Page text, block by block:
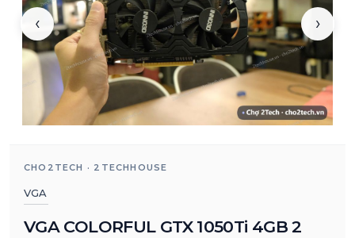
‹ ›
CHO2TECH · 2TECHHOUSE
VGA
VGA COLORFUL GTX 1050Ti 4GB 2